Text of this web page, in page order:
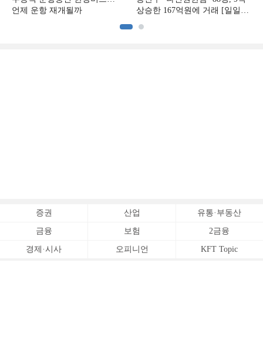
언제 운항 재개될까
상승한 167억원에 거래 [일일
증권 산업 유통·부동산
금융 보험 2금융
경제·시사 오피니언 KFT Topic